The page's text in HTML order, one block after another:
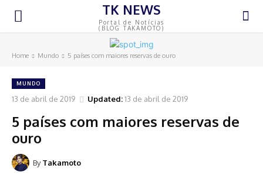
TK NEWS
Portal de Notícias
(BLOG TAKAMOTO)
Home Mundo 5 países com maiores reservas de ouro
MUNDO
13 de abril de 2019 Updated:13 de abril de 2019
5 países com maiores reservas de
ouro
By Takamoto